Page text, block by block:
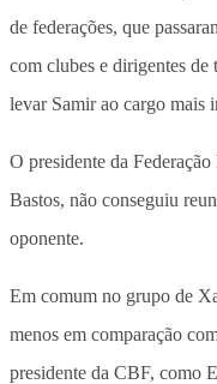
de federações, que
com clubes e dirigentes
levar Samir ao cargo mais
O presidente da
Bastos, não conseguiu
oponente.
Em comum no grupo de
menos em comparação
presidente da CBF, como